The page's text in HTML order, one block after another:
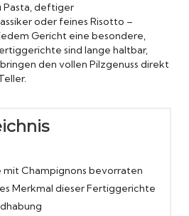
Pasta, deftiger
oder feines Risotto –
Gericht eine besondere,
sind lange haltbar,
den vollen Pilzgenuss direkt
Champignons bevorraten
Merkmal dieser Fertiggerichte